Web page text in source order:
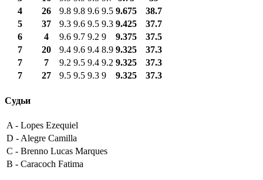
4
26 9.8 9.8 9.6 9.5 9.675
38.7
5
37 9.3 9.6 9.5 9.3 9.425
37.7
6
4 9.6 9.7 9.2 9 9.375
37.5
7
20 9.4 9.6 9.4 8.9 9.325
37.3
7
7 9.2 9.5 9.4 9.2 9.325
37.3
7
27 9.5 9.5 9.3 9 9.325 37.3
Судьи
A - Lopes Ezequiel
D - Alegre Camilla
C - Brenno Lucas Marques
B - Caracoch Fatima